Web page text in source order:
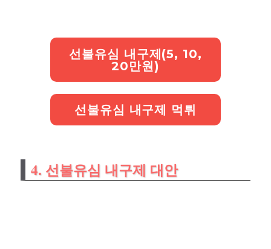
선불유심 내구제(5, 10,
20만원)
선불유심 내구제 먹튀
4. 선불유심 내구제 대안